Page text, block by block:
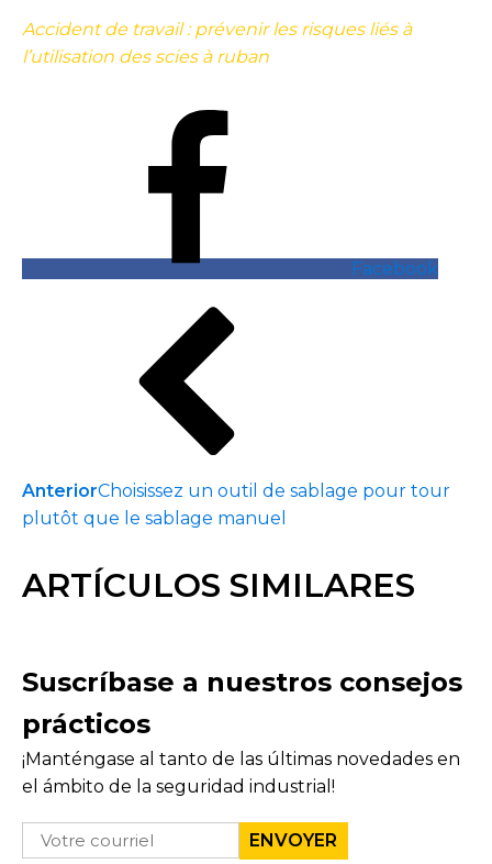
Accident de travail : prévenir les risques liés à
l’utilisation des scies à ruban
Facebook
AnteriorChoisissez un outil de sablage pour tour
plutôt que le sablage manuel
ARTÍCULOS SIMILARES
Suscríbase a nuestros consejos
prácticos
¡Manténgase al tanto de las últimas novedades en
el ámbito de la seguridad industrial!
EMAIL